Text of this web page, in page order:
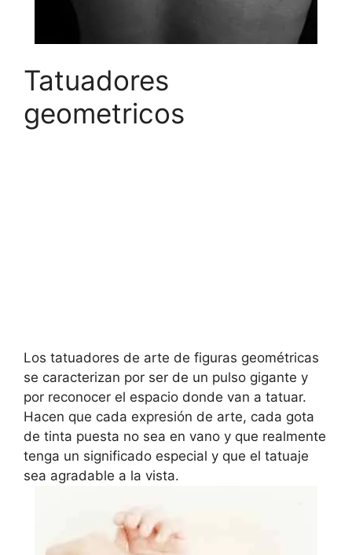
Tatuadores
geometricos
Los tatuadores de arte de figuras geométricas
se caracterizan por ser de un pulso gigante y
por reconocer el espacio donde van a tatuar.
Hacen que cada expresión de arte, cada gota
de tinta puesta no sea en vano y que realmente
tenga un significado especial y que el tatuaje
sea agradable a la vista.